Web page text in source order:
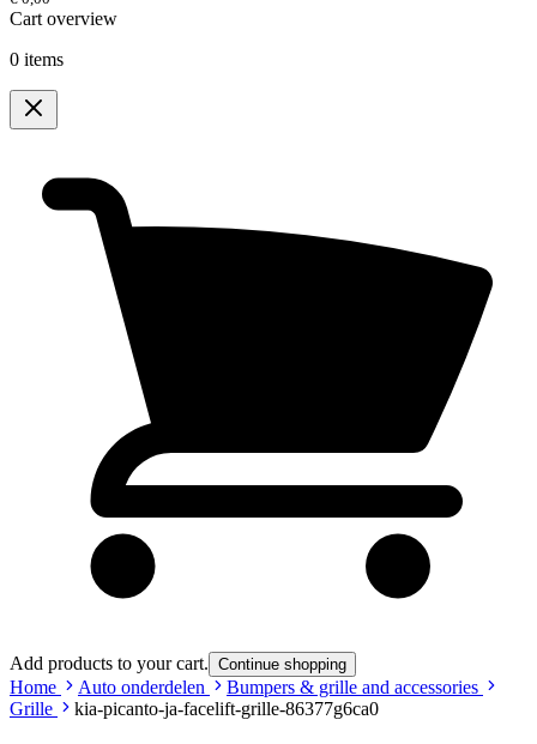
Cart overview
0 items
Add products to your cart. Continue shopping
Home Auto onderdelen
Bumpers & grille and accessories
Grille
kia-picanto-ja-facelift-grille-86377g6ca0